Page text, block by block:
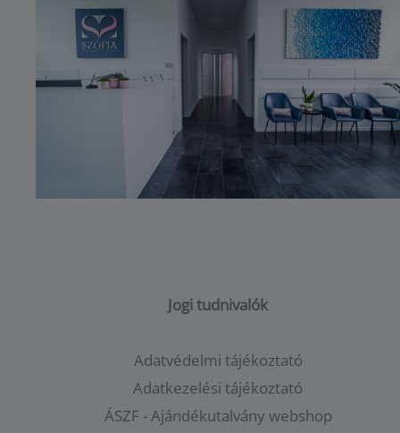
Jogi tudnivalók
Adatvédelmi tájékoztató
Adatkezelési tájékoztató
ÁSZF - Ajándékutalvány webshop